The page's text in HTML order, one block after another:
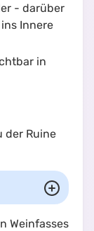
- darüber
Innere
in
der Ruine
Weinfasses